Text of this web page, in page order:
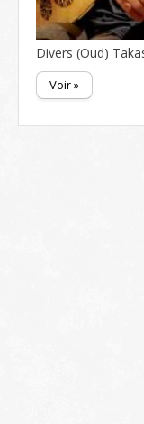
Divers (Oud)
Voir »